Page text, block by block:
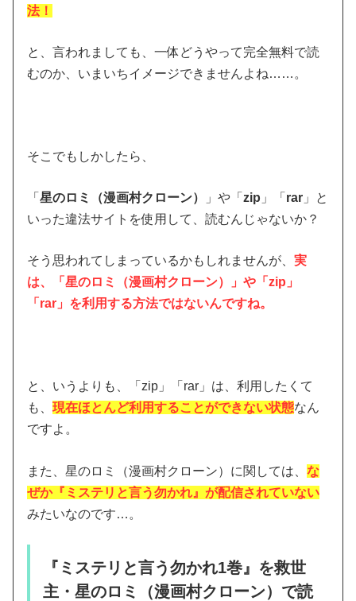
法！
と、言われましても、一体どうやって完全無料で読
むのか、いまいちイメージできませんよね……。
そこでもしかしたら、
「星のロミ（漫画村クローン） 」や「zip 」「 rar 」と
いった違法サイトを使用して、読むんじゃないか？
そう思われてしまっているかもしれませんが、実
は、「星のロミ（漫画村クローン）」や「zip」
「rar」を利用する方法ではないんですね。
と、いうよりも、「zip」「rar」は、利用したくて
も、現在ほとんど利用することができない状態なん
ですよ。
また、星のロミ（漫画村クローン）に関しては、な
ぜか『ミステリと言う勿かれ』が配信されていない
みたいなのです…。
『ミステリと言う勿かれ1巻』を救世
主・星のロミ（漫画村クローン）で読